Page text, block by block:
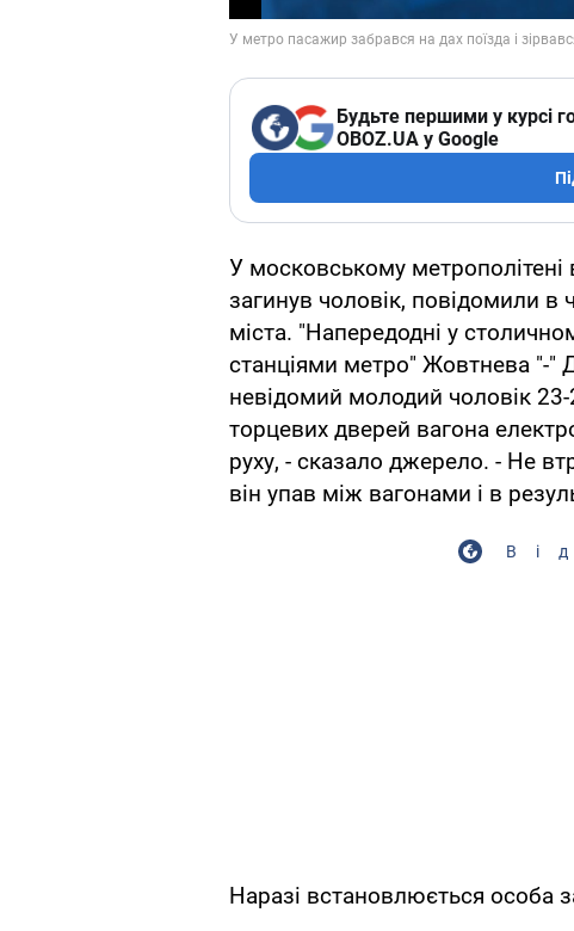
Будьте першими у курсі
OBOZ.UA у Google
У московському метрополітені
загинув чоловік, повідомили в
міста. "Напередодні у
станціями метро" Жовтнева "-"
невідомий молодий чоловік
торцевих дверей вагона
руху, - сказало джерело. - Не
він упав між вагонами і в
Наразі встановлюється особа